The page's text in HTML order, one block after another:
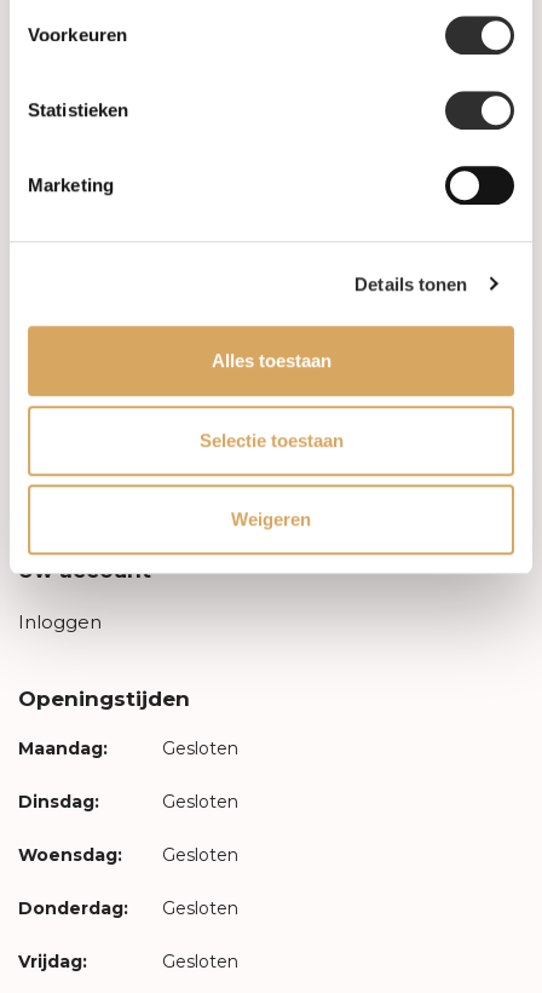
Voorkeuren
Statistieken
Marketing
Details tonen
Alles toestaan
Selectie toestaan
Weigeren
Leveringsvoorwaarden
Privacy Policy
Uw account
Inloggen
Openingstijden
Maandag: Gesloten
Dinsdag: Gesloten
Woensdag: Gesloten
Donderdag: Gesloten
Vrijdag: Gesloten